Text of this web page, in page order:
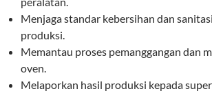
Menjaga standar kebersihan dan
produksi.
Memantau proses pemanggangan dan
oven.
Melaporkan hasil produksi kepada